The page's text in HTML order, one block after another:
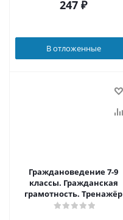
247 ₽
В отложенные
Граждановедение 7-9
классы. Гражданская
грамотность. Тренажёр